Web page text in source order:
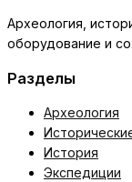
Археология,
оборудование и
Разделы
Археология
История
Экспедиции